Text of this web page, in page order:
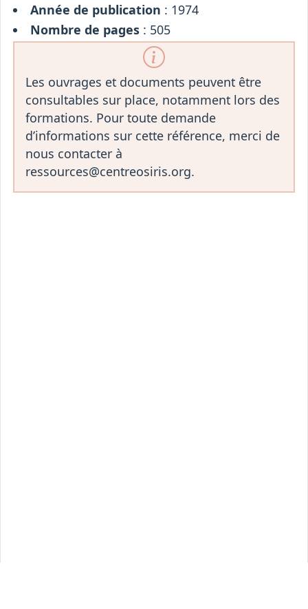
Année de publication : 1974
Nombre de pages: 505
Les ouvrages et documents peuvent être
consultables sur place, notamment lors des
formations. Pour toute demande
d’informations sur cette référence, merci de
nous contacter à
ressources@centreosiris.org.